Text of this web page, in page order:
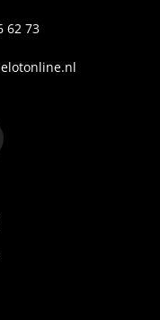
62 73